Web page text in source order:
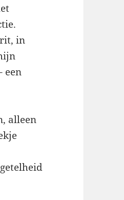
in
een
alleen